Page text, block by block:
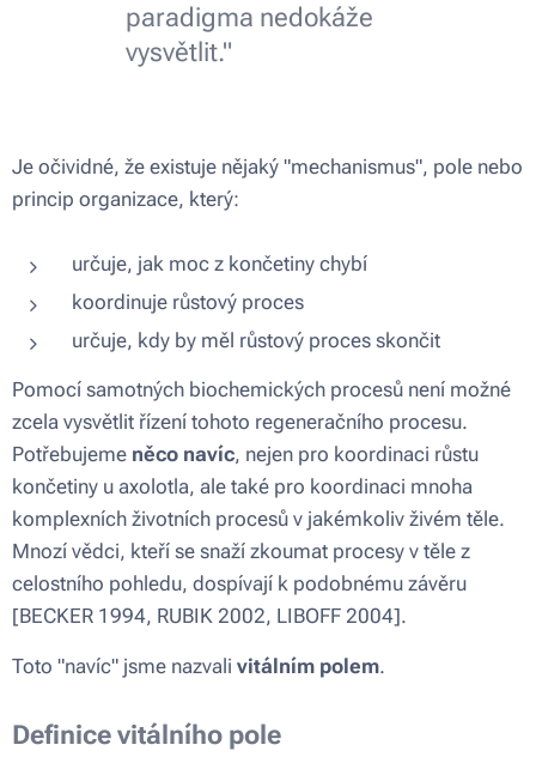
paradigma nedokáže
vysvětlit."
Je očividné, že existuje nějaký "mechanismus", pole nebo
princip organizace, který:
určuje, jak moc z končetiny chybí
koordinuje růstový proces
určuje, kdy by měl růstový proces skončit
Pomocí samotných biochemických procesů není možné
zcela vysvětlit řízení tohoto regeneračního procesu.
Potřebujeme něco navíc, nejen pro koordinaci růstu
končetiny u axolotla, ale také pro koordinaci mnoha
komplexních životních procesů v jakémkoliv živém těle.
Mnozí vědci, kteří se snaží zkoumat procesy v těle z
celostního pohledu, dospívají k podobnému závěru
[BECKER 1994, RUBIK 2002, LIBOFF 2004].
Toto "navíc" jsme nazvali vitálním polem.
Definice vitálního pole